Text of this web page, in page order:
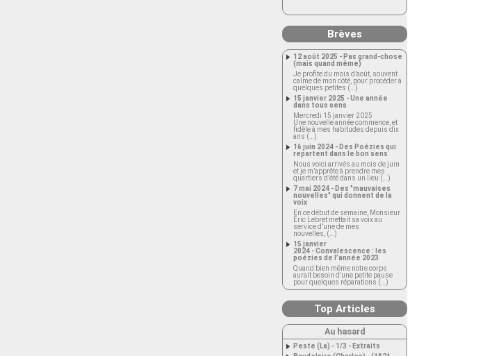
Brèves
12 août 2025 - Pas grand-chose
(mais quand même)
Je profite du mois d’août, souvent
calme de mon côté, pour procéder à
quelques petites (…)
15 janvier 2025 - Une année
dans tous sens
Mercredi 15 janvier 2025
Une nouvelle année commence, et
fidèle à mes habitudes depuis dix
ans (…)
16 juin 2024 - Des Poézies qui
repartent dans le bon sens
Nous voici arrivés au mois de juin
et je m’apprête à prendre mes
quartiers d’été dans un lieu (…)
7 mai 2024 - Des "mauvaises
nouvelles" qui donnent de la
voix
En ce début de semaine, Monsieur
Éric Lebret mettait sa voix au
service d’une de mes
nouvelles, (…)
15 janvier
2024 - Convalescence : les
poézies de l’année 2023
Quand bien même notre corps
aurait besoin d’une petite pause
pour quelques réparations (…)
Top Articles
Au hasard
Peste (La) - 1/3 - Extraits